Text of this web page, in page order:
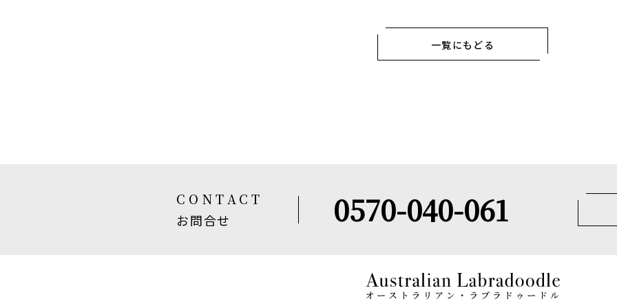
一覧にもどる
CONTACT
お問合せ
0570-040-061